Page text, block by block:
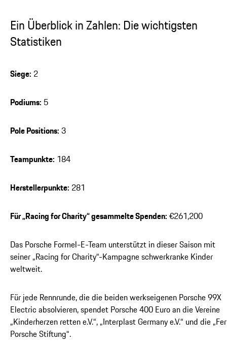
Ein Überblick in Zahlen: Die wichtigsten
Statistiken
Siege: 2
Podiums: 5
Pole Positions: 3
Teampunkte: 184
Herstellerpunkte: 281
Für „Racing for Charity“ gesammelte Spenden: €261,200
Das Porsche Formel-E-Team unterstützt in dieser Saison mit
seiner „Racing for Charity“-Kampagne schwerkranke Kinder
weltweit.
Für jede Rennrunde, die die beiden werkseigenen Porsche 99X
Electric absolvieren, spendet Porsche 400 Euro an die Vereine
„Kinderherzen retten e.V.“, „Interplast Germany e.V.“ und die
Porsche Stiftung“.